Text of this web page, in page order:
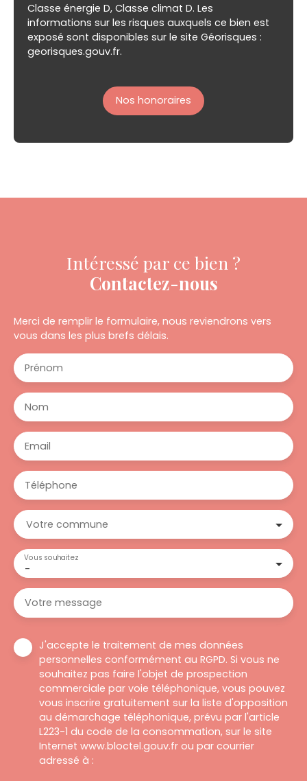
Classe énergie D, Classe climat D. Les
informations sur les risques auxquels ce bien est
exposé sont disponibles sur le site Géorisques :
georisques.gouv.fr.
Nos honoraires
Intéressé par ce bien ?
Contactez-nous
Merci de remplir le formulaire, nous reviendrons vers
vous dans les plus brefs délais.
Prénom
Nom
Email
Téléphone
Votre commune
-
Vous souhaitez
Votre message
J'accepte le traitement de mes données
personnelles conformément au RGPD. Si vous ne
souhaitez pas faire l'objet de prospection
commerciale par voie téléphonique, vous pouvez
vous inscrire gratuitement sur la liste d'opposition
au démarchage téléphonique, prévu par l'article
L223-1 du code de la consommation, sur le site
Internet www.bloctel.gouv.fr ou par courrier
adressé à :